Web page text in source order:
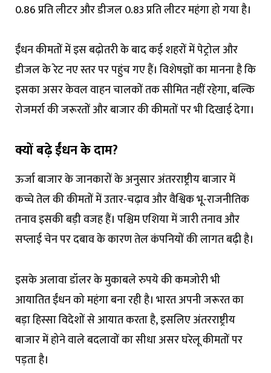
₹0.86 प्रति लीटर और डीजल ₹0.83 प्रति लीटर महंगा हो गया है।
ईंधन कीमतों में इस बढ़ोतरी के बाद कई शहरों में पेट्रोल और
डीजल के रेट नए स्तर पर पहुंच गए हैं। विशेषज्ञों का मानना है कि
इसका असर केवल वाहन चालकों तक सीमित नहीं रहेगा, बल्कि
रोजमर्रा की जरूरतों और बाजार की कीमतों पर भी दिखाई देगा।
क्यों बढ़े ईंधन के दाम?
ऊर्जा बाजार के जानकारों के अनुसार अंतरराष्ट्रीय बाजार में
कच्चे तेल की कीमतों में उतार-चढ़ाव और वैश्विक भू-राजनीतिक
तनाव इसकी बड़ी वजह हैं। पश्चिम एशिया में जारी तनाव और
सप्लाई चेन पर दबाव के कारण तेल कंपनियों की लागत बढ़ी है।
इसके अलावा डॉलर के मुकाबले रुपये की कमजोरी भी
आयातित ईंधन को महंगा बना रही है। भारत अपनी जरूरत का
बड़ा हिस्सा विदेशों से आयात करता है, इसलिए अंतरराष्ट्रीय
बाजार में होने वाले बदलावों का सीधा असर घरेलू कीमतों पर
पड़ता है।